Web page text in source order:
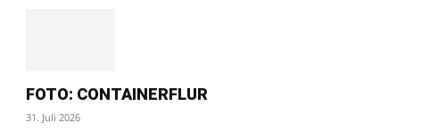
FOTO: CONTAINERFLUR
31. Juli 2026